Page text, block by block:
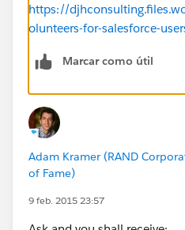
https://
olunteers-for-salesforce-
Marcar como útil
Adam Kramer (RAND
of Fame)
9 feb. 2015 23:57